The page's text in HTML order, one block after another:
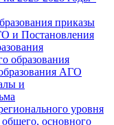
приказы
и Постановления
образования
АГО
и
уровня
основного